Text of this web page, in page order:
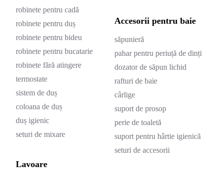
robinete pentru cadă
robinete pentru duș
robinete pentru bideu
robinete pentru bucatarie
robinete fără atingere
termostate
sistem de duș
coloana de duș
duș igienic
seturi de mixare
Lavoare
Accesorii pentru baie
săpunieră
pahar pentru periuță de dinți
dozator de săpun lichid
rafturi de baie
cârlige
suport de prosop
perie de toaletă
suport pentru hârtie igienică
seturi de accesorii